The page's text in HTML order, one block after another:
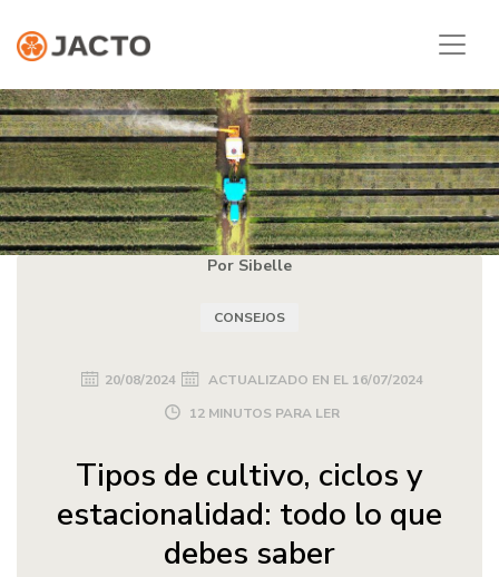
Por Sibelle
CONSEJOS
20/08/2024 ACTUALIZADO EN EL 16/07/2024
12 MINUTOS PARA LER
Tipos de cultivo, ciclos y
estacionalidad: todo lo que
debes saber